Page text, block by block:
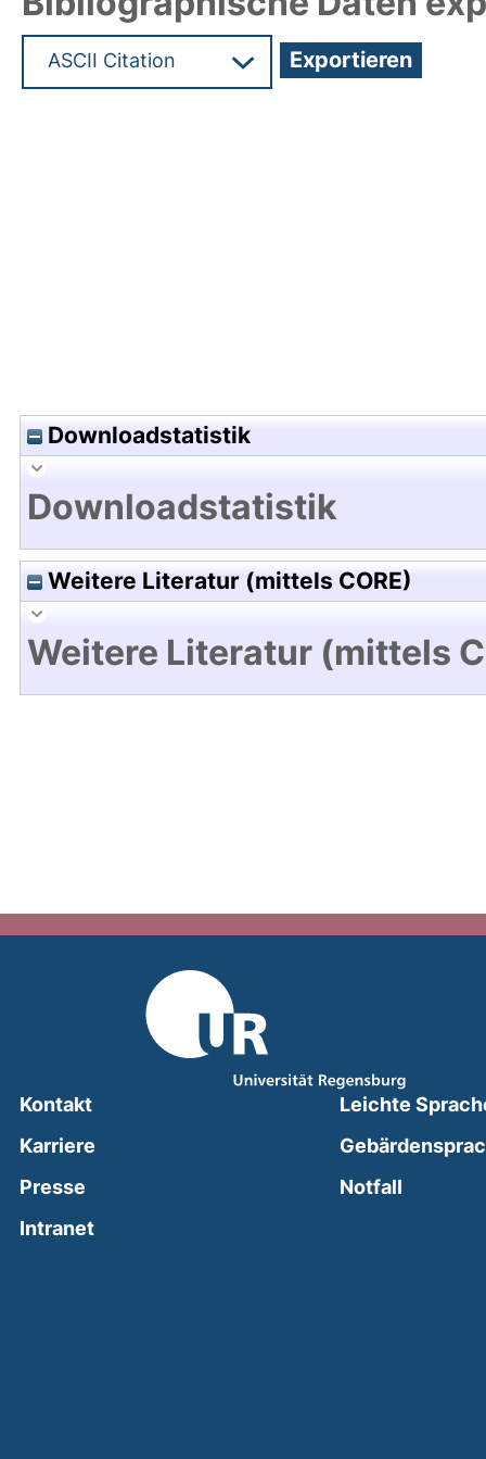
Downloadstatistik
Downloadstatistik
Weitere Literatur (mittels CORE)
Weitere Literatur (mittels
Kontakt
Karriere
Presse
Intranet(external link, opens in a new window)
Leichte
Notfall